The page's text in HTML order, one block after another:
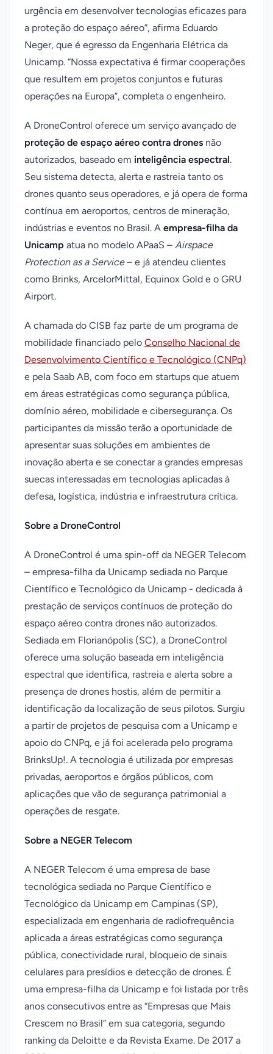
urgência em desenvolver tecnologias eficazes para
a proteção do espaço aéreo”, afirma Eduardo
Neger, que é egresso da Engenharia Elétrica da
Unicamp. “Nossa expectativa é firmar cooperações
que resultem em projetos conjuntos e futuras
operações na Europa”, completa o engenheiro.
A DroneControl oferece um serviço avançado de
proteção de espaço aéreo contra drones não
autorizados, baseado em inteligência espectral.
Seu sistema detecta, alerta e rastreia tanto os
drones quanto seus operadores, e já opera de forma
contínua em aeroportos, centros de mineração,
indústrias e eventos no Brasil. A empresa-filha da
Unicamp atua no modelo APaaS – Airspace
Protection as a Service– e já atendeu clientes
como Brinks, ArcelorMittal, Equinox Gold e o GRU
Airport.
A chamada do CISB faz parte de um programa de
mobilidade financiado pelo Conselho Nacional de
Desenvolvimento Científico e Tecnológico (CNPq)
e pela Saab AB, com foco em startups que atuem
em áreas estratégicas como segurança pública,
domínio aéreo, mobilidade e cibersegurança. Os
participantes da missão terão a oportunidade de
apresentar suas soluções em ambientes de
inovação aberta e se conectar a grandes empresas
suecas interessadas em tecnologias aplicadas à
defesa, logística, indústria e infraestrutura crítica.
Sobre a DroneControl
A DroneControl é uma spin-off da NEGER Telecom
– empresa-filha da Unicamp sediada no Parque
Científico e Tecnológico da Unicamp - dedicada à
prestação de serviços contínuos de proteção do
espaço aéreo contra drones não autorizados.
Sediada em Florianópolis (SC), a DroneControl
oferece uma solução baseada em inteligência
espectral que identifica, rastreia e alerta sobre a
presença de drones hostis, além de permitir a
identificação da localização de seus pilotos. Surgiu
a partir de projetos de pesquisa com a Unicamp e
apoio do CNPq, e já foi acelerada pelo programa
BrinksUp!. A tecnologia é utilizada por empresas
privadas, aeroportos e órgãos públicos, com
aplicações que vão de segurança patrimonial a
operações de resgate.
Sobre a NEGER Telecom
A NEGER Telecom é uma empresa de base
tecnológica sediada no Parque Científico e
Tecnológico da Unicamp em Campinas (SP),
especializada em engenharia de radiofrequência
aplicada a áreas estratégicas como segurança
pública, conectividade rural, bloqueio de sinais
celulares para presídios e detecção de drones. É
uma empresa-filha da Unicamp e foi listada por três
anos consecutivos entre as “Empresas que Mais
Crescem no Brasil” em sua categoria, segundo
ranking da Deloitte e da Revista Exame. De 2017 a